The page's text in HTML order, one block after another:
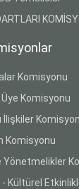
Komisyonu
Komisyonu
İlişkiler
Komisyonu
Kültürel